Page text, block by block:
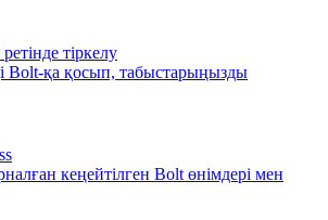
тіркелу
Bolt-қа қосып, табыстарыңызды
кеңейтілген Bolt өнімдері мен